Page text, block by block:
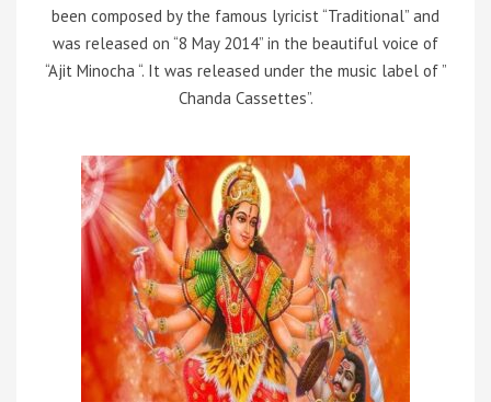
been composed by the famous lyricist “Traditional” and
was released on “8 May 2014” in the beautiful voice of
“Ajit Minocha “. It was released under the music label of ”
Chanda Cassettes”.